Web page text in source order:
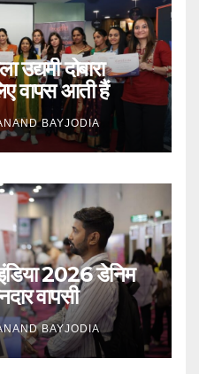
दोबारा
वापस आती हैं
BAYJODIA
2026 डेनिम
वापसी
BAYJODIA